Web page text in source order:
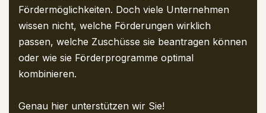
Fördermöglichkeiten. Doch viele Unternehmen
wissen nicht, welche Förderungen wirklich
passen, welche Zuschüsse sie beantragen können
oder wie sie Förderprogramme optimal
kombinieren.
Genau hier unterstützen wir Sie!